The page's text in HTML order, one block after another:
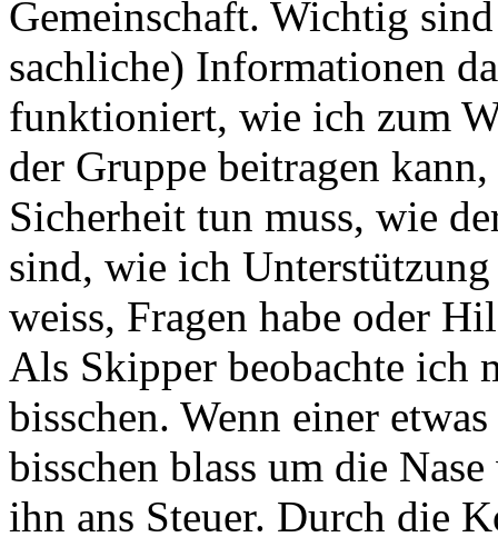
Gemeinschaft. Wichtig
sachliche) Informationen
funktioniert, wie ich zum
der Gruppe beitragen
Sicherheit tun muss, wie
sind, wie ich
weiss, Fragen habe oder
Als Skipper beobachte ich
bisschen. Wenn einer
bisschen blass um die
ihn ans Steuer. Durch die